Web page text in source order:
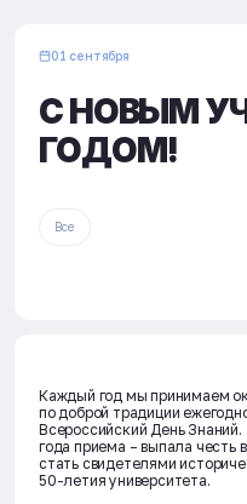
01 сентября
С НОВЫМ
ГОДОМ!
Все
Каждый год мы принимаем
по доброй традиции
Всероссийский День
года приема – выпала честь
стать свидетелями
50-летия университета.